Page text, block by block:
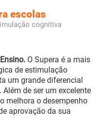
escolas
cognitiva
O Supera é a mais
de estimulação
um grande diferencial
de ser um excelente
melhora o desempenho
aprovação da sua